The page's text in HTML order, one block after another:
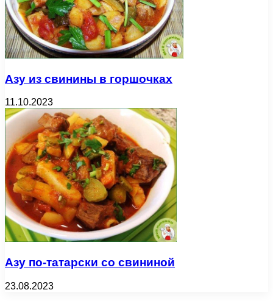
Азу из свинины в горшочках
11.10.2023
Азу по-татарски со свининой
23.08.2023